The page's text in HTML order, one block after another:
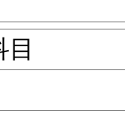
科目